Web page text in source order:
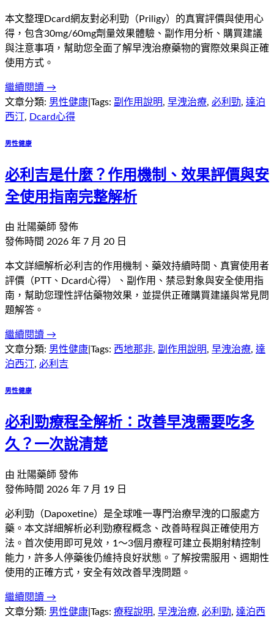
本文整理Dcard網友對必利勁（Priligy）的真實評價與使用心
得，包含30mg/60mg劑量效果體驗、副作用分析、購買建議
與注意事項，幫助您全面了解早洩治療藥物的實際效果與正確
使用方式。
繼續閱讀 →
文章分類: 男性健康 Tags: 副作用說明, 早洩治療, 必利勁, 達泊
西汀, Dcard心得
男性健康
必利吉是什麼？作用機制、效果評價與安
全使用指南完整解析
由 壯陽藥師 發佈
發佈時間 2026 年 7 月 20 日
本文詳細解析必利吉的作用機制、藥效持續時間、真實使用者
評價（PTT、Dcard心得）、副作用、禁忌對象與安全使用指
南，幫助您理性評估藥物效果，並提供正確購買建議與常見問
題解答。
繼續閱讀 →
文章分類: 男性健康 Tags: 西地那非, 副作用說明, 早洩治療, 達
泊西汀 , 必利吉
男性健康
必利勁療程全解析：改善早洩需要吃多
久？一次說清楚
由 壯陽藥師 發佈
發佈時間 2026 年 7 月 19 日
必利勁（Dapoxetine）是全球唯一專門治療早洩的口服處方
藥。本文詳細解析必利勁療程概念、改善時程與正確使用方
法。首次使用即可見效，1～3個月療程可建立長期射精控制
能力，許多人停藥後仍維持良好狀態。了解按需服用、週期性
使用的正確方式，安全有效改善早洩問題。
繼續閱讀 →
文章分類: 男性健康 Tags: 療程說明, 早洩治療, 必利勁, 達泊西